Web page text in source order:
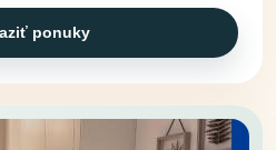
ponuky